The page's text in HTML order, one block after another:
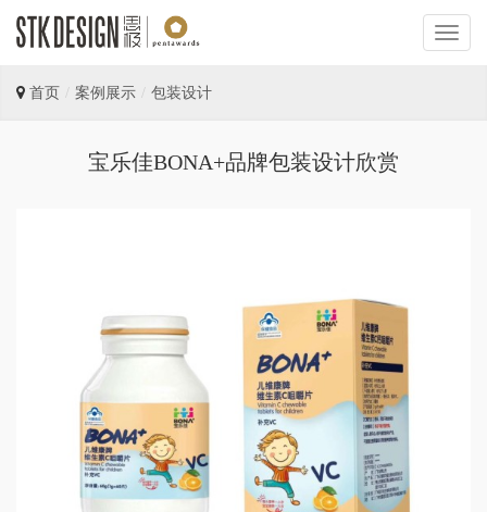
首页 案例展示 包装设计
宝乐佳BONA+品牌包装设计欣赏